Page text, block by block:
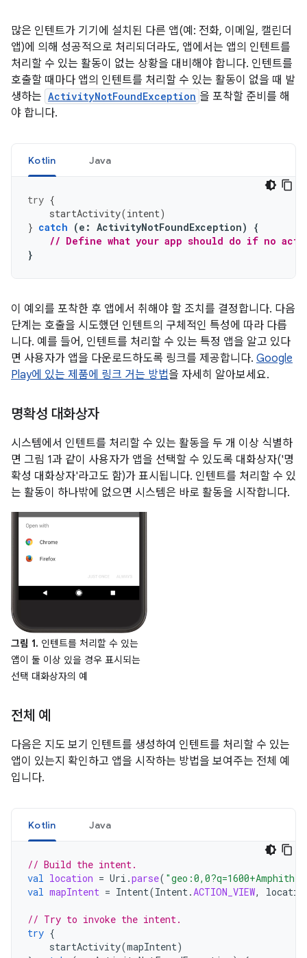
많은 인텐트가 기기에 설치된 다른 앱(예: 전화, 이메일, 캘린더
앱)에 의해 성공적으로 처리되더라도, 앱에서는 앱의 인텐트를
처리할 수 있는 활동이 없는 상황을 대비해야 합니다. 인텐트를
호출할 때마다 앱의 인텐트를 처리할 수 있는 활동이 없을 때 발
생하는 ActivityNotFoundException 을 포착할 준비를 해
야 합니다.
Kotlin Java
try {
startActivity(intent)
} catch (e : ActivityNotFoundException)
{
// Define what your app should do if no
}
이 예외를 포착한 후 앱에서 취해야 할 조치를 결정합니다. 다음
단계는 호출을 시도했던 인텐트의 구체적인 특성에 따라 다릅
니다. 예를 들어, 인텐트를 처리할 수 있는 특정 앱을 알고 있다
면 사용자가 앱을 다운로드하도록 링크를 제공합니다. Google
Play에 있는 제품에 링크 거는 방법을 자세히 알아보세요.
명확성 대화상자
시스템에서 인텐트를 처리할 수 있는 활동을 두 개 이상 식별하
면 그림 1과 같이 사용자가 앱을 선택할 수 있도록 대화상자('명
확성 대화상자'라고도 함)가 표시됩니다. 인텐트를 처리할 수 있
는 활동이 하나밖에 없으면 시스템은 바로 활동을 시작합니다.
그림 1. 인텐트를 처리할 수 있는
앱이 둘 이상 있을 경우 표시되는
선택 대화상자의 예
전체 예
다음은 지도 보기 인텐트를 생성하여 인텐트를 처리할 수 있는
앱이 있는지 확인하고 앱을 시작하는 방법을 보여주는 전체 예
입니다.
Kotlin Java
// Build the intent.
val location = Uri .parse(
val mapIntent = Intent(Intent . ACTION_VIEW,
// Try to invoke the intent.
try {
startActivity(mapIntent)